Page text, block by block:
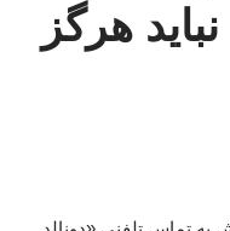
هرگز